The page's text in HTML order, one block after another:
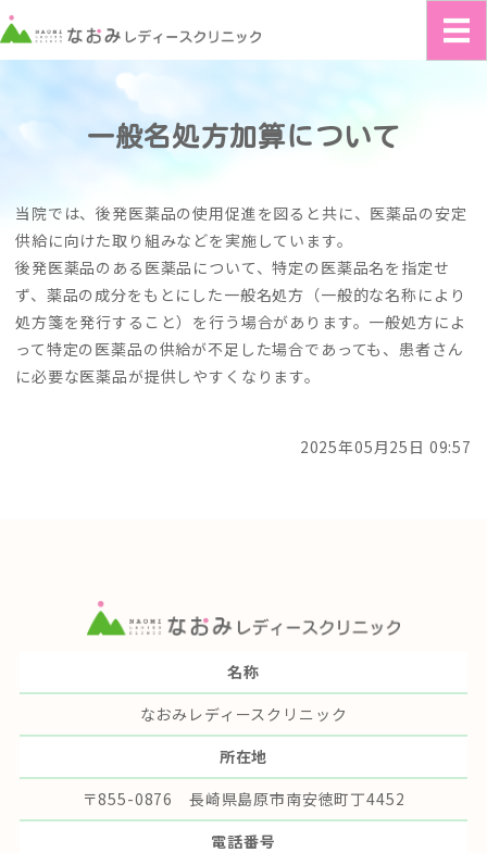
長崎県島原市の婦
クリニックのご案内
診療予約
一般名処方加算について
当院では、後発医薬品の使用促進を図ると共に、医薬品の安定
供給に向けた取り組みなどを実施しています。
後発医薬品のある医薬品について、特定の医薬品名を指定せ
ず、薬品の成分をもとにした一般名処方（一般的な名称により
処方箋を発行すること）を行う場合があります。一般処方によ
って特定の医薬品の供給が不足した場合であっても、患者さん
に必要な医薬品が提供しやすくなります。
2025年05月25日 09:57
名称
なおみレディースクリニック
所在地
〒855-0876 長崎県島原市南安徳町丁4452
電話番号